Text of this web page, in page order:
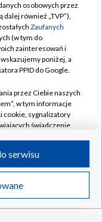
Wideo
TVP
w likwidacji
osobowych przez
dalej również „TVP”),
Zaufanych
(w tym do
zainteresowań i
poniżej, a
PPID do Google.
przez Ciebie naszych
w tym informacje
cookie, sygnalizatory
świadczenie
przez Ciebie
IP, identyfikatory
serwisu